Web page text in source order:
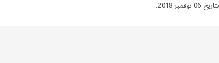
بتاريخ 06 نوفمبر 2018.